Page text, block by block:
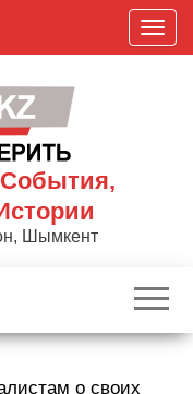
П
о
к
р
Шымкент
о своих